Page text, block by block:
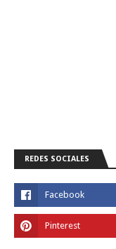
REDES SOCIALES